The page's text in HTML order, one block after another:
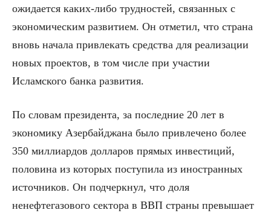
ожидается каких-либо трудностей, связанных с
экономическим развитием. Он отметил, что страна
вновь начала привлекать средства для реализации
новых проектов, в том числе при участии
Исламского банка развития.
По словам президента, за последние 20 лет в
экономику Азербайджана было привлечено более
350 миллиардов долларов прямых инвестиций,
половина из которых поступила из иностранных
источников. Он подчеркнул, что доля
ненефтегазового сектора в ВВП страны превышает